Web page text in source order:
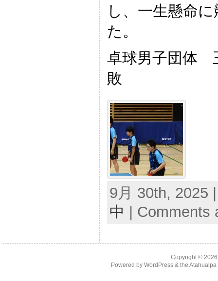
し、一生懸命
た。
卓球男子団体
敗
9月 30th, 2025
中
Comments
Copyright ©
Powered by WordPress& the Atahualpa